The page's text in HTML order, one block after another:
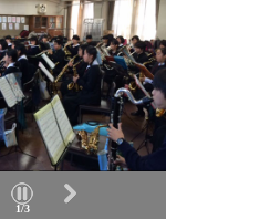
1/3